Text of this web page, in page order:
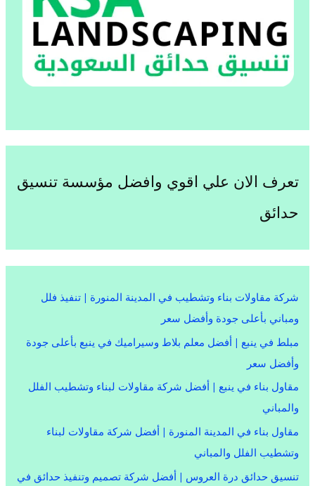
تعرف الان علي اقوي وافضل مؤسسة تنسيق
حدائق
شركة مقاولات بناء وتشطيب في المدينة المنورة | تنفيذ فلل
ومباني بأعلى جودة وأفضل سعر
مبلط في ينبع | أفضل معلم بلاط وسيراميك في ينبع بأعلى جودة
وأفضل سعر
مقاول بناء في ينبع | أفضل شركة مقاولات لبناء وتشطيب الفلل
والمباني
مقاول بناء في المدينة المنورة | أفضل شركة مقاولات لبناء
وتشطيب الفلل والمباني
تنسيق حدائق درة العروس | أفضل شركة تصميم وتنفيذ حدائق في